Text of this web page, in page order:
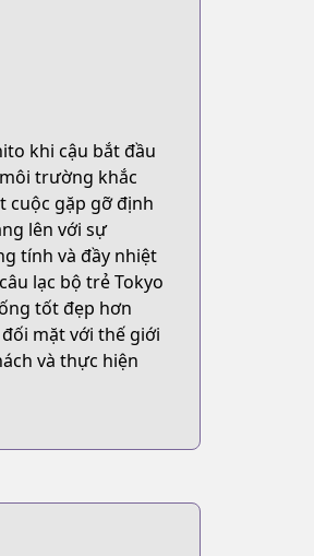
khi cậu bắt đầu
trường khắc
cuộc gặp gỡ định
lên với sự
tính và đầy nhiệt
lạc bộ trẻ Tokyo
tốt đẹp hơn
mặt với thế giới
và thực hiện